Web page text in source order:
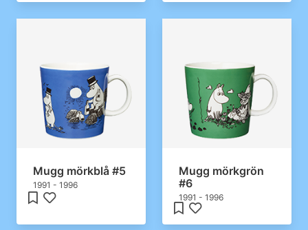
Mugg mörkblå #5
1991 - 1996
Mugg mörkgrön
#6
1991 - 1996